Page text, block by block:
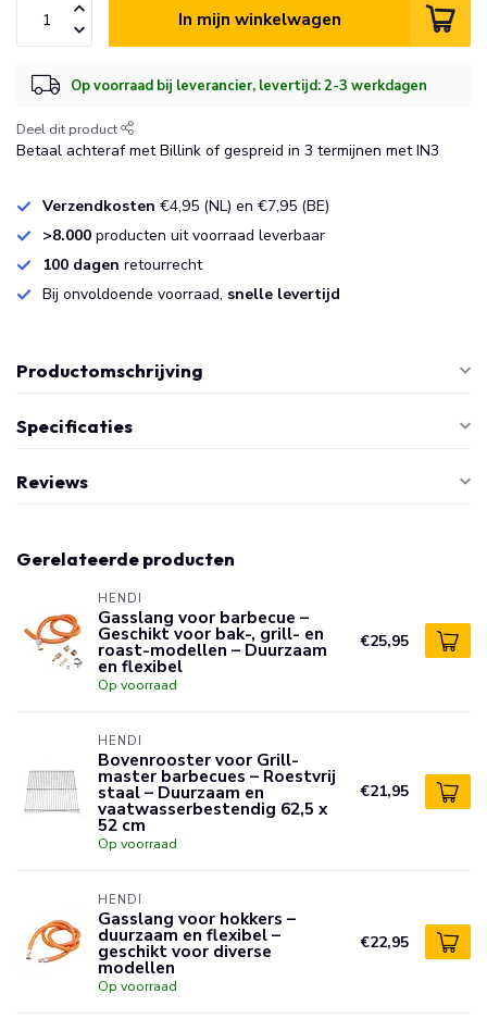
In mijn winkelwagen
Op voorraad bij leverancier, levertijd: 2-3 werkdagen
Deel dit product
Betaal achteraf met Billink of gespreid in 3 termijnen met IN3
Verzendkosten €4,95 (NL) en €7,95 (BE)
>8.000 producten uit voorraad leverbaar
100 dagen retourrecht
Bij onvoldoende voorraad, snelle levertijd
Productomschrijving
Specificaties
Reviews
Gerelateerde producten
HENDI
Gasslang voor barbecue –
Geschikt voor bak-, grill- en
roast-modellen – Duurzaam
en flexibel
Op voorraad
€25,95
HENDI
Bovenrooster voor Grill-
master barbecues – Roestvrij
staal – Duurzaam en
vaatwasserbestendig 62,5 x
52 cm
Op voorraad
€21,95
HENDI
Gasslang voor hokkers –
duurzaam en flexibel –
geschikt voor diverse
modellen
Op voorraad
€22,95